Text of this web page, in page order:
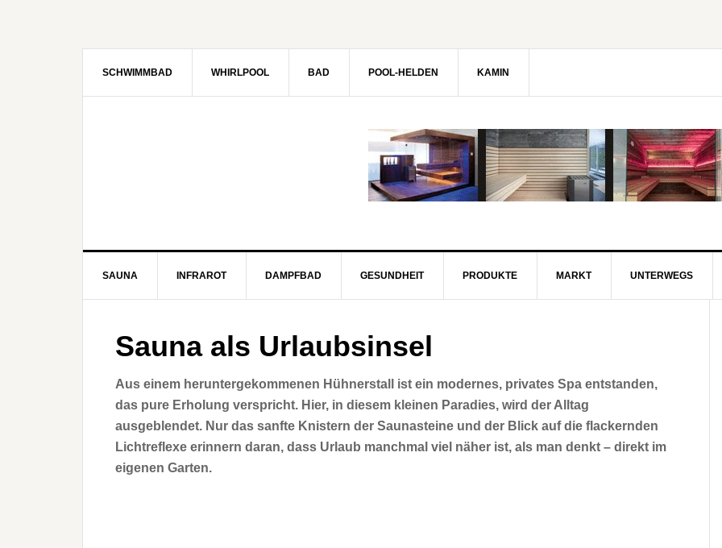
SCHWIMMBAD WHIRLPOOL BAD POOL-HELDEN KAMIN
SAUNA INFRAROT DAMPFBAD GESUNDHEIT PRODUKTE MARKT UNTERWEGS
Sauna als Urlaubsinsel
Aus einem heruntergekommenen Hühnerstall ist ein modernes, privates Spa entstanden,
das pure Erholung verspricht. Hier, in diesem kleinen Paradies, wird der Alltag
ausgeblendet. Nur das sanfte Knistern der Saunasteine und der Blick auf die flackernden
Lichtreflexe erinnern daran, dass Urlaub manchmal viel näher ist, als man denkt – direkt im
eigenen Garten.